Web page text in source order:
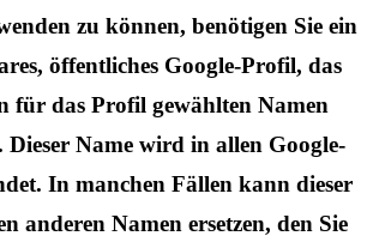
zu können, benötigen Sie ein
öffentliches Google-Profil, das
für das Profil gewählten Namen
Dieser Name wird in allen Google-
In manchen Fällen kann dieser
anderen Namen ersetzen, den Sie